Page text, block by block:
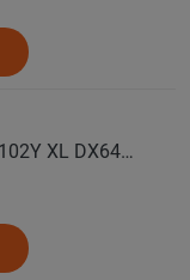
DAVANTI Автошина 245/45 ZR19 102Y XL DX640 RPR лето (Таиланд)